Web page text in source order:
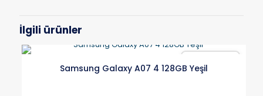
İlgili ürünler
Samsung Galaxy A07 4 128GB Yeşil